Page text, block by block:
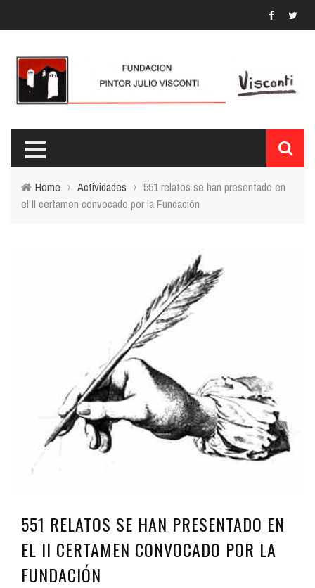
Home › Actividades › 551 relatos se han presentado en
el II certamen convocado por la Fundación
551 RELATOS SE HAN PRESENTADO EN
EL II CERTAMEN CONVOCADO POR LA
FUNDACIÓN